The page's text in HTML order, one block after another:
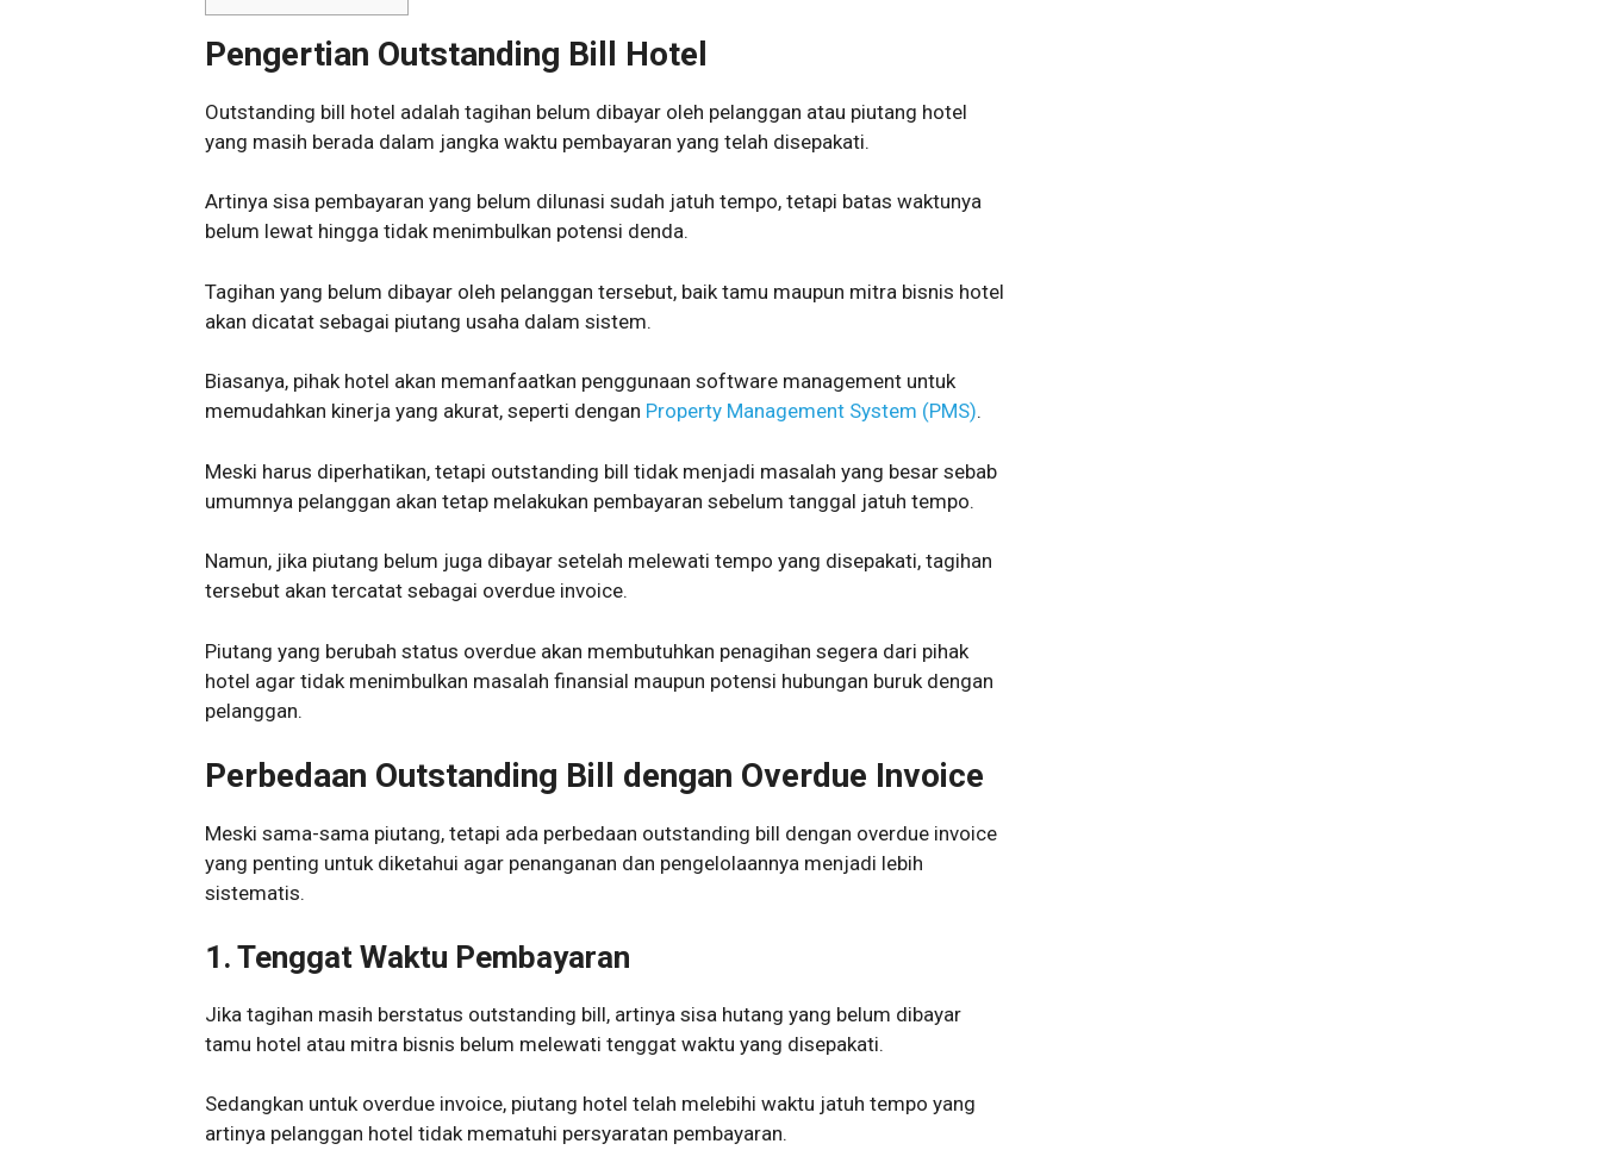
Pengertian Outstanding Bill Hotel
Outstanding bill hotel adalah tagihan belum dibayar oleh pelanggan atau piutang hotel
yang masih berada dalam jangka waktu pembayaran yang telah disepakati.
Artinya sisa pembayaran yang belum dilunasi sudah jatuh tempo, tetapi batas waktunya
belum lewat hingga tidak menimbulkan potensi denda.
Tagihan yang belum dibayar oleh pelanggan tersebut, baik tamu maupun mitra bisnis hotel
akan dicatat sebagai piutang usaha dalam sistem.
Biasanya, pihak hotel akan memanfaatkan penggunaan software management untuk
memudahkan kinerja yang akurat, seperti dengan Property Management System (PMS).
Meski harus diperhatikan, tetapi outstanding bill tidak menjadi masalah yang besar sebab
umumnya pelanggan akan tetap melakukan pembayaran sebelum tanggal jatuh tempo.
Namun, jika piutang belum juga dibayar setelah melewati tempo yang disepakati, tagihan
tersebut akan tercatat sebagai overdue invoice.
Piutang yang berubah status overdue akan membutuhkan penagihan segera dari pihak
hotel agar tidak menimbulkan masalah finansial maupun potensi hubungan buruk dengan
pelanggan.
Perbedaan Outstanding Bill dengan Overdue Invoice
Meski sama-sama piutang, tetapi ada perbedaan outstanding bill dengan overdue invoice
yang penting untuk diketahui agar penanganan dan pengelolaannya menjadi lebih
sistematis.
1. Tenggat Waktu Pembayaran
Jika tagihan masih berstatus outstanding bill, artinya sisa hutang yang belum dibayar
tamu hotel atau mitra bisnis belum melewati tenggat waktu yang disepakati.
Sedangkan untuk overdue invoice, piutang hotel telah melebihi waktu jatuh tempo yang
artinya pelanggan hotel tidak mematuhi persyaratan pembayaran.